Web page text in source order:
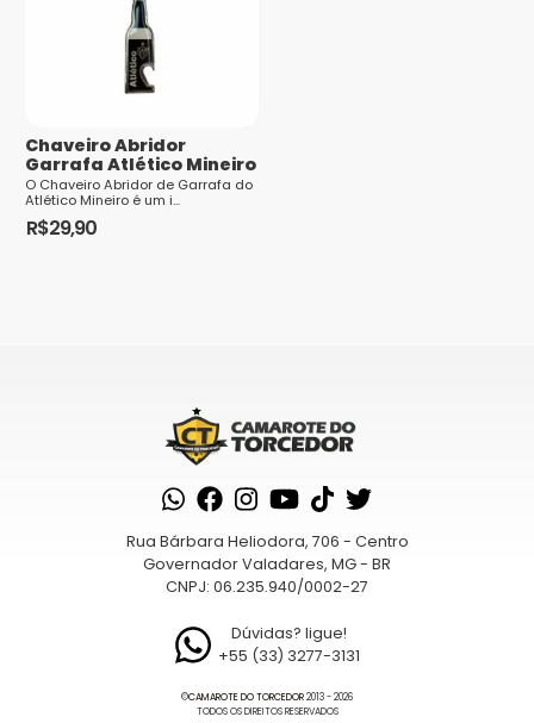
Chaveiro Abridor
Garrafa Atlético Mineiro
O Chaveiro Abridor de Garrafa do
Atlético Mineiro é um i...
R$29,90
Rua Bárbara Heliodora, 706 - Centro
Governador Valadares, MG - BR
CNPJ: 06.235.940/0002-27
Dúvidas? ligue!
+55 (33) 3277-3131
©CAMAROTE DO TORCEDOR2013 - 2026
TODOS OS DIREITOS RESERVADOS